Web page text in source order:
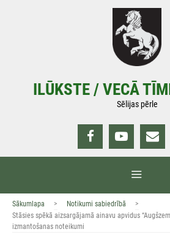
ILŪKSTE / VECĀ
Sēlijas pērle
Sākumlapa > Notikumi sabiedrībā
>
Stāsies spēkā aizsargājamā ainavu apvidus
izmantošanas noteikumi